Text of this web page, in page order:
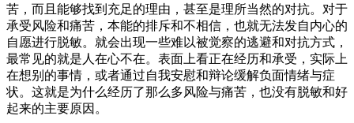
苦，而且能够找到充足的理由，甚至是理所当然的对抗。对于
承受风险和痛苦，本能的排斥和不相信，也就无法发自内心的
自愿进行脱敏。就会出现一些难以被觉察的逃避和对抗方式，
最常见的就是人在心不在。表面上看正在经历和承受，实际上
在想别的事情，或者通过自我安慰和辩论缓解负面情绪与症
状。这就是为什么经历了那么多风险与痛苦，也没有脱敏和好
起来的主要原因。